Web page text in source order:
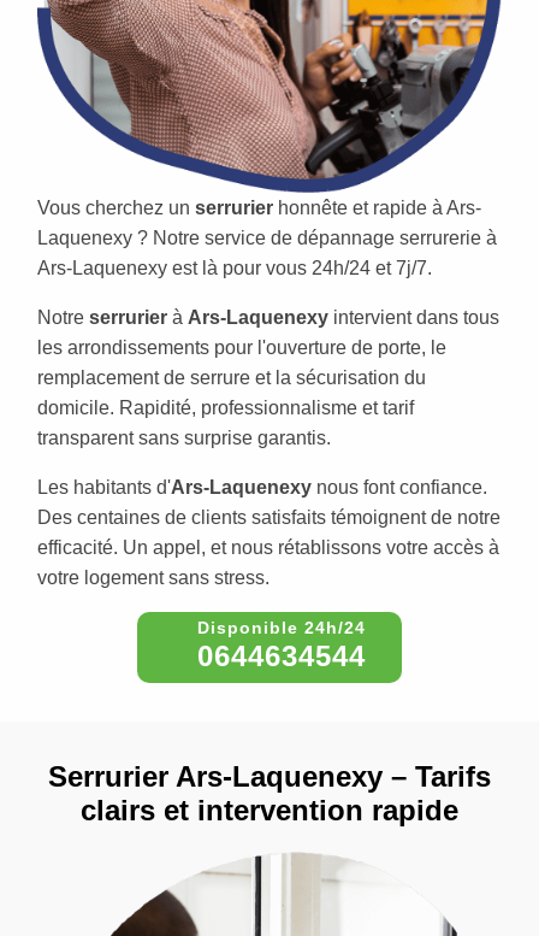
Vous cherchez un serrurier honnête et rapide à Ars-
Laquenexy ? Notre service de dépannage serrurerie à
Ars-Laquenexy est là pour vous 24h/24 et 7j/7.
Notre serrurier à Ars-Laquenexy intervient dans tous
les arrondissements pour l'ouverture de porte, le
remplacement de serrure et la sécurisation du
domicile. Rapidité, professionnalisme et tarif
transparent sans surprise garantis.
Les habitants d'Ars-Laquenexy nous font confiance.
Des centaines de clients satisfaits témoignent de notre
efficacité. Un appel, et nous rétablissons votre accès à
votre logement sans stress.
0644634544
Serrurier Ars-Laquenexy – Tarifs
clairs et intervention rapide